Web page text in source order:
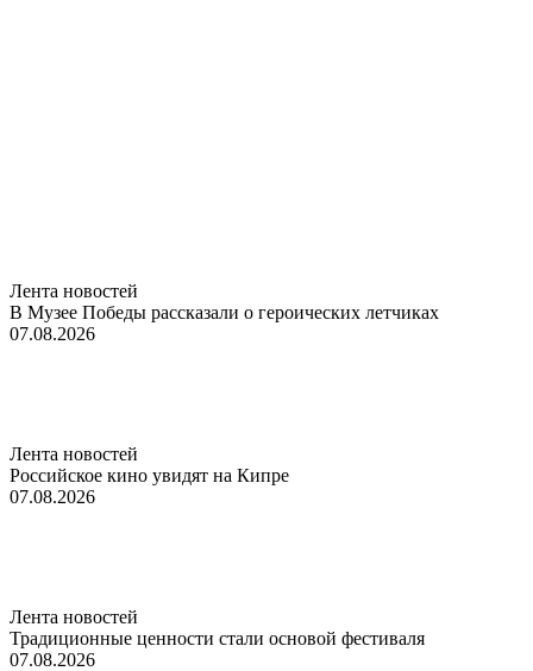
Лента новостей
В Музее Победы рассказали о героических летчиках
07.08.2026
Лента новостей
Российское кино увидят на Кипре
07.08.2026
Лента новостей
Традиционные ценности стали основой фестиваля
07.08.2026